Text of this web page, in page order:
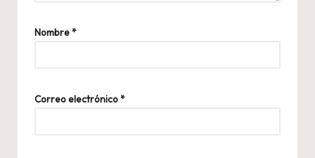
Nombre*
Correo electrónico*